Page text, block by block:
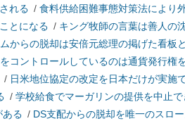
れる / 食料供給困難事態対策法により
とになる / キング牧師の言葉は善人の
からの脱却は安倍元総理の掲げた看板
コントロールしているのは通貨発行権
/ 日米地位協定の改定を日本だけが実施
/ 学校給食でマーガリンの提供を中止で
ある / DS支配からの脱却を唯一のスロ